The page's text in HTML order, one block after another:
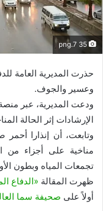
حذرت المديرية العامة
وعسير والجوف.
ودعت المديرية، عبر
الإرشادات إثر الحالة
وتابعت، أن إنذارا
مناخية على أجزاء من
تجمعات المياه وبطون
ظهرت المقالة «الدفاع
أولاً على صحيفة سما